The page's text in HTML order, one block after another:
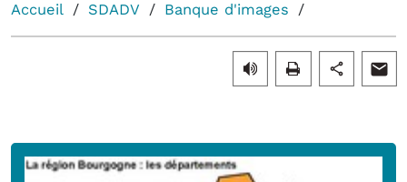
Accueil SDADV Banque d'images